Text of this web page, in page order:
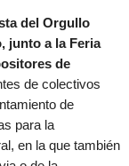
del Orgullo
junto a la Feria
de
de colectivos
de
para la
en la que también